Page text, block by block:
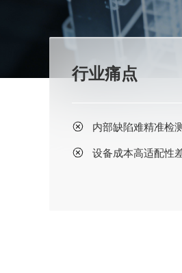
行业痛点
内部缺陷难精准检
设备成本高适配性